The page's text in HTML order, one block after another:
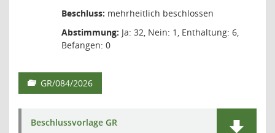
Beschluss: mehrheitlich beschlossen
Abstimmung: Ja: 32, Nein: 1, Enthaltung: 6,
Befangen: 0
GR/084/2026
Beschlussvorlage GR